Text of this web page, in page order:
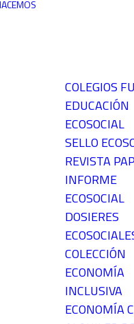
COLEGIOS
EDUCACIÓN
ECOSOCIAL
SELLO
REVISTA
INFORME
ECOSOCIAL
DOSIERES
COLECCIÓN
ECONOMÍA
INCLUSIVA
ECONOMÍA